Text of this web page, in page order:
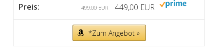
499,00 EUR 449,00 EUR
*Zum Angebot »